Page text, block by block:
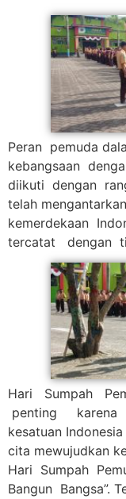
Peran pemuda
kebangsaan
diikuti dengan
telah
kemerdekaan
tercatat dengan
Hari Sumpah
penting karena
kesatuan
cita mewujudkan
Hari Sumpah
Bangun Bangsa”.